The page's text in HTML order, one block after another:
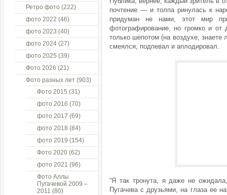
почтение — и толпа ринулась к
придуман не нами, этот мир
фотографирование, но громко и
только шепотом (на воздухе,
смеялся, подпевал и аплодировал.
“Я так тронута, я даже не
Пугачева с друзьями, на глаза ее
Ретро фото (222)
фото 2022 (46)
фото 2023 (40)
фото 2024 (27)
фото 2025 (39)
Фото 2026 (21)
Фото разных лет (903)
Фото 2015 (31)
фото 2016 (70)
фото 2017 (69)
фото 2018 (84)
фото 2019 (154)
Фото 2020 (62)
фото 2021 (96)
Фото Аллы
Пугачевой 2009 –
2011 (80)